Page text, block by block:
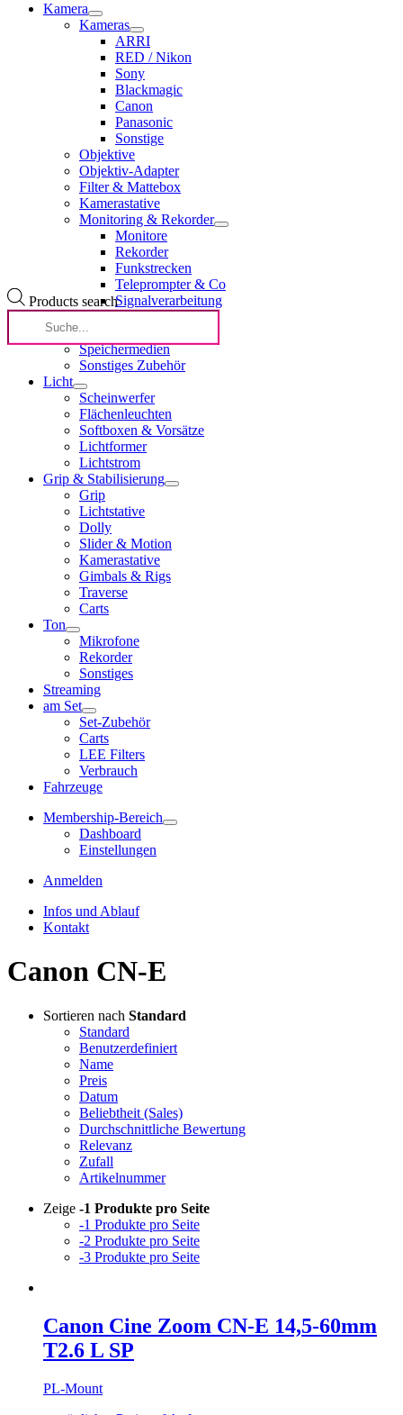
Products search
Kamera
Kameras
ARRI
RED / Nikon
Sony
Blackmagic
Canon
Panasonic
Sonstige
Objektive
Objektiv-Adapter
Filter & Mattebox
Kamerastative
Monitoring & Rekorder
Monitore
Rekorder
Funkstrecken
Teleprompter & Co
Signalverarbeitung
Fokus
Lichtstrom
Speichermedien
Sonstiges Zubehör
Licht
Scheinwerfer
Flächenleuchten
Softboxen & Vorsätze
Lichtformer
Lichtstrom
Grip & Stabilisierung
Grip
Lichtstative
Dolly
Slider & Motion
Kamerastative
Gimbals & Rigs
Traverse
Carts
Ton
Mikrofone
Rekorder
Sonstiges
Streaming
am Set
Set-Zubehör
Carts
LEE Filters
Verbrauch
Fahrzeuge
Membership-Bereich
Dashboard
Einstellungen
Anmelden
Infos und Ablauf
Kontakt
Canon CN-E
Sortieren nach Standard
Standard
Benutzerdefiniert
Name
Preis
Datum
Beliebtheit (Sales)
Durchschnittliche Bewertung
Relevanz
Zufall
Artikelnummer
Zeige -1 Produkte pro Seite
-1 Produkte pro Seite
-2 Produkte pro Seite
-3 Produkte pro Seite
Canon Cine Zoom CN-E 14,5-60mm
T2.6 L SP
PL-Mount